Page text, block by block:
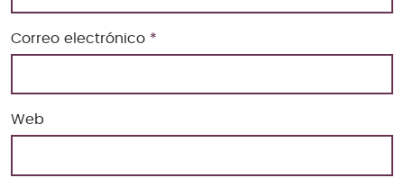
Correo electrónico *
Web